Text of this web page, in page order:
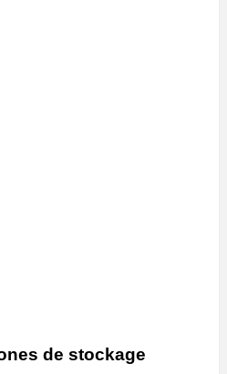
de stockage